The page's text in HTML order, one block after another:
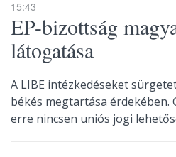
15:43
EP-bizottság
látogatása
A LIBE intézkedéseket
békés megtartása érdekében.
erre nincsen uniós jogi